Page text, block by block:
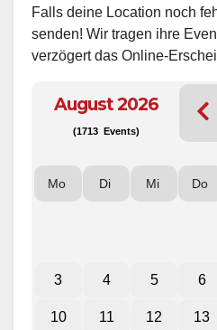
Falls deine Location noch
senden! Wir tragen ihre
verzögert das Online-
August 2026
(1713 Events)
Mo Di Mi Do
3 4 5 6
10 11 12 13